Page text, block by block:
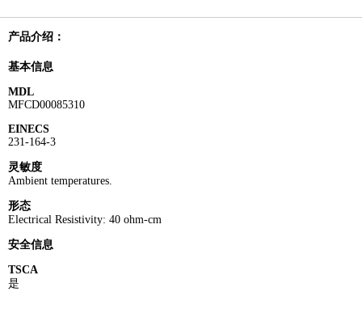
产品介绍：
基本信息
MDL
MFCD00085310
EINECS
231-164-3
灵敏度
Ambient temperatures.
形态
Electrical Resistivity: 40 ohm-cm
安全信息
TSCA
是